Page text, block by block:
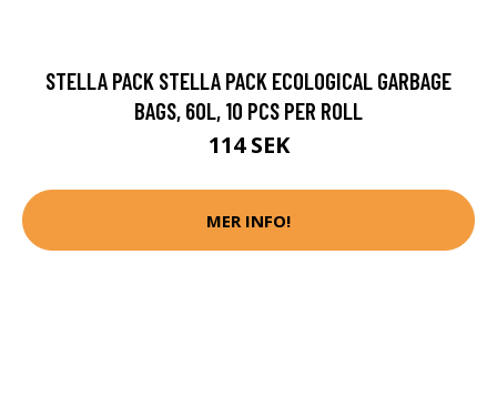
STELLA PACK STELLA PACK ECOLOGICAL GARBAGE
BAGS, 60L, 10 PCS PER ROLL
114 SEK
MER INFO!